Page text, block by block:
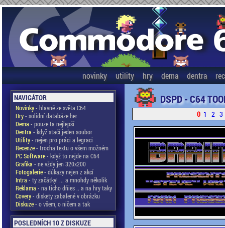
novinky utility hry dema dentra
NAVIGÁTOR
Novinky- hlavně ze světa C64
Hry- solidní databáze her
Dema - pouze ta nejlepší
Dentra - když stačí jeden soubor
Utility- nejen pro práci a legraci
Recenze- trocha textu o všem možném
PC Software- když to nejde na C64
Grafika - ne vždy jen 320x200
Fotogalerie- důkazy nejen z akcí
Intra - ty začátky! ... a mnohdy několik
Reklama - na ticho dňies .. a na hry taky
Covery- diskety zabalené v obrázku
Diskuze- o všem, o ničem a tak
POSLEDNÍCH 10 Z DISKUZE
DSPD - C64
0 1 2 3